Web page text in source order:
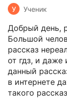
У Ученик
Добрый день,
Большой
рассказ
от гдз, и даже
данный
в интернете
такого